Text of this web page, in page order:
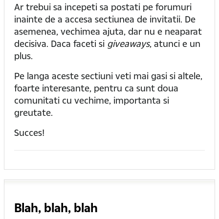
Ar trebui sa incepeti sa postati pe forumuri
inainte de a accesa sectiunea de invitatii. De
asemenea, vechimea ajuta, dar nu e neaparat
decisiva. Daca faceti si giveaways, atunci e un
plus.
Pe langa aceste sectiuni veti mai gasi si altele,
foarte interesante, pentru ca sunt doua
comunitati cu vechime, importanta si
greutate.
Succes!
Blah, blah, blah